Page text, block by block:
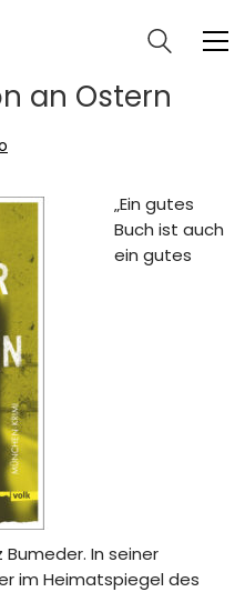
an Ostern
„Ein gutes
Buch ist auch
ein gutes
In seiner
im Heimatspiegel des